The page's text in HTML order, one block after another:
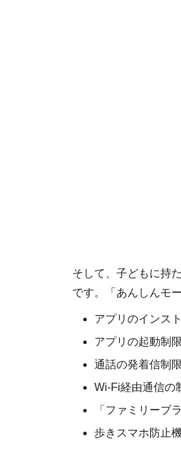
そして、子どもに持
です。「あんしんモ
アプリのインス
アプリの起動制限
通話の発着信制限
Wi-Fi経由通信の
「ファミリーブ
歩きスマホ防止